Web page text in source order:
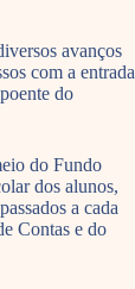
avanços
com a entrada
do
do Fundo
dos alunos,
a cada
Contas e do